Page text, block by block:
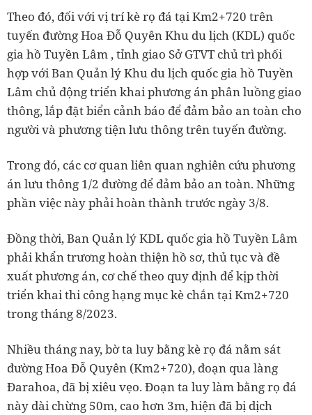
Theo đó, đối với vị trí kè rọ đá tại Km2+720 trên
tuyến đường Hoa Đỗ Quyên Khu du lịch (KDL) quốc
gia hồ Tuyền Lâm , tỉnh giao Sở GTVT chủ trì phối
hợp với Ban Quản lý Khu du lịch quốc gia hồ Tuyền
Lâm chủ động triển khai phương án phân luồng giao
thông, lắp đặt biển cảnh báo để đảm bảo an toàn cho
người và phương tiện lưu thông trên tuyến đường.
Trong đó, các cơ quan liên quan nghiên cứu phương
án lưu thông 1/2 đường để đảm bảo an toàn. Những
phần việc này phải hoàn thành trước ngày 3/8.
Đồng thời, Ban Quản lý KDL quốc gia hồ Tuyền Lâm
phải khẩn trương hoàn thiện hồ sơ, thủ tục và đề
xuất phương án, cơ chế theo quy định để kịp thời
triển khai thi công hạng mục kè chắn tại Km2+720
trong tháng 8/2023.
Nhiều tháng nay, bờ ta luy bằng kè rọ đá nằm sát
đường Hoa Đỗ Quyên (Km2+720), đoạn qua làng
Đarahoa, đã bị xiêu vẹo. Đoạn ta luy làm bằng rọ đá
này dài chừng 50m, cao hơn 3m, hiện đã bị dịch